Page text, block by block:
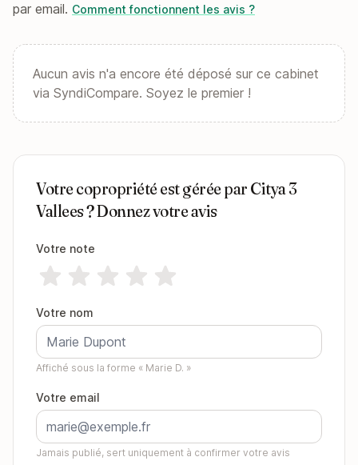
par email. Comment fonctionnent les avis ?
Aucun avis n'a encore été déposé sur ce cabinet
via SyndiCompare. Soyez le premier !
Votre copropriété est gérée par Citya 3
Vallees ? Donnez votre avis
Votre note
Votre nom
Affiché sous la forme « Marie D. »
Votre email
Jamais publié, sert uniquement à confirmer votre avis